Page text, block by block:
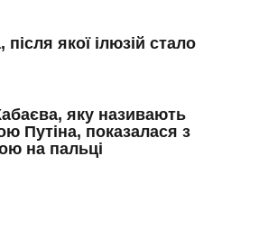
після якої ілюзій стало
яку називають
Путіна, показалася з
на пальці